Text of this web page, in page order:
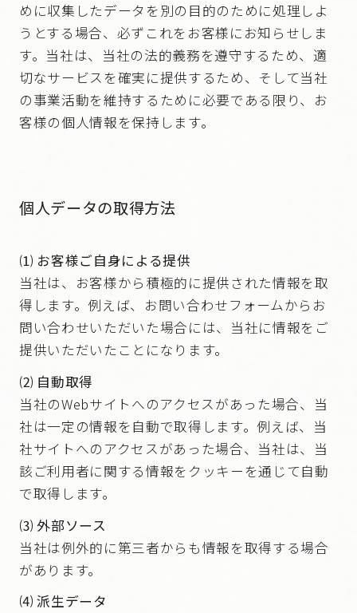
めに収集したデータを別の目的のために処理しよ
うとする場合、必ずこれをお客様にお知らせしま
す。当社は、当社の法的義務を遵守するため、適
切なサービスを確実に提供するため、そして当社
の事業活動を維持するために必要である限り、お
客様の個人情報を保持します。
個人データの取得方法
⑴ お客様ご自身による提供
当社は、お客様から積極的に提供された情報を取
得します。例えば、お問い合わせフォームからお
問い合わせいただいた場合には、当社に情報をご
提供いただいたことになります。
⑵ 自動取得
当社のWebサイトへのアクセスがあった場合、当
社は一定の情報を自動で取得します。例えば、当
社サイトへのアクセスがあった場合、当社は、当
該ご利用者に関する情報をクッキーを通じて自動
で取得します。
⑶ 外部ソース
当社は例外的に第三者からも情報を取得する場合
があります。
⑷ 派生データ